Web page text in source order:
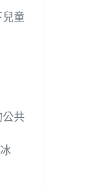
兒童
公共